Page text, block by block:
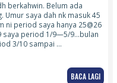
berkahwin. Belum ada
Umur saya dah nk masuk 45
ni period saya hanya 25@26
saya period 1/9—5/9…bulan
3/10 sampai …
BACA LAGI